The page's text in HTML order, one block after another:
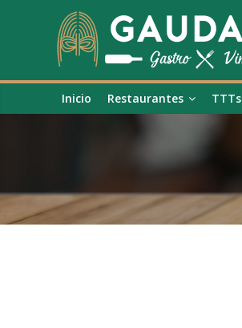
Inicio Restaurantes TTTs